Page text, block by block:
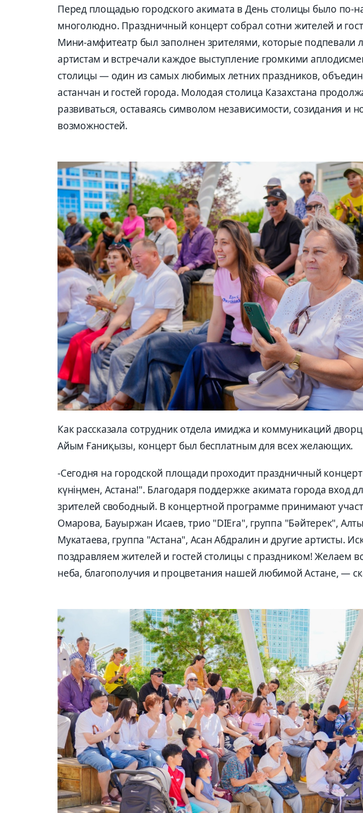
Перед площадью городского акимата в День столицы было по-
многолюдно. Праздничный концерт собрал сотни жителей и
Мини-амфитеатр был заполнен зрителями, которые
артистам и встречали каждое выступление громкими
столицы — один из самых любимых летних праздников,
астанчан и гостей города. Молодая столица Казахстана
развиваться, оставаясь символом независимости, созидания и
возможностей.
Как рассказала сотрудник отдела имиджа и коммуникаций
Айым Ғаниқызы, концерт был бесплатным для всех желающих.
-Сегодня на городской площади проходит праздничный концерт
күніңмен, Астана!". Благодаря поддержке акимата города вход
зрителей свободный. В концертной программе принимают
Омарова, Бауыржан Исаев, трио "DIEra", группа "Бәйтерек",
Мукатаева, группа "Астана", Асан Абдралин и другие артисты.
поздравляем жителей и гостей столицы с праздником! Желаем
неба, благополучия и процветания нашей любимой Астане, —